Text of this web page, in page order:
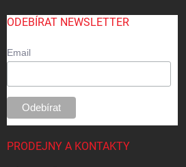
ODEBÍRAT NEWSLETTER
Email
PRODEJNY A KONTAKTY